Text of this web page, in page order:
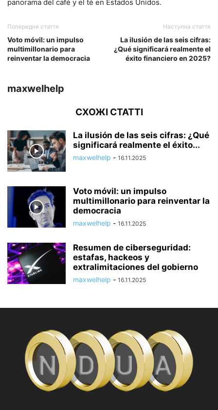
panorama del café y el té en Estados Unidos.
Попередня стаття
Voto móvil: un impulso
multimillonario para
reinventar la democracia
Наступна стаття
La ilusión de las seis cifras:
¿Qué significará realmente el
éxito financiero en 2025?
maxwelhelp
СХОЖІ СТАТТІ
La ilusión de las seis cifras: ¿Qué
significará realmente el éxito...
maxwelhelp - 16.11.2025
Voto móvil: un impulso
multimillonario para reinventar la
democracia
maxwelhelp - 16.11.2025
Resumen de ciberseguridad:
estafas, hackeos y
extralimitaciones del gobierno
maxwelhelp - 16.11.2025